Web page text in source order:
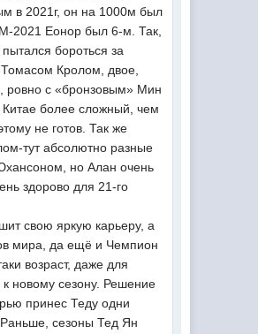
в 2021г, он на 1000м был
2021 Еонор был 6-м. Так,
бороться за
Кролом, двое,
ровно с «бронзовым» Мин
Китае более сложный, чем
не готов. Так же
тут абсолютно разные
но Алан очень
здорово для 21-го
свою яркую карьеру, а
мира, да ещё и Чемпион
возраст, даже для
новому сезону. Решение
принес Теду одни
сезоны Тед Ян